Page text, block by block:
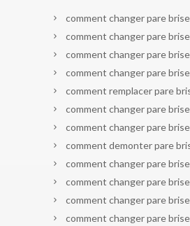
comment changer pare
comment changer pare
comment changer pare
comment changer pare
comment remplacer pare
comment changer pare
comment changer pare
comment demonter pare
comment changer pare
comment changer pare
comment changer pare
comment changer pare